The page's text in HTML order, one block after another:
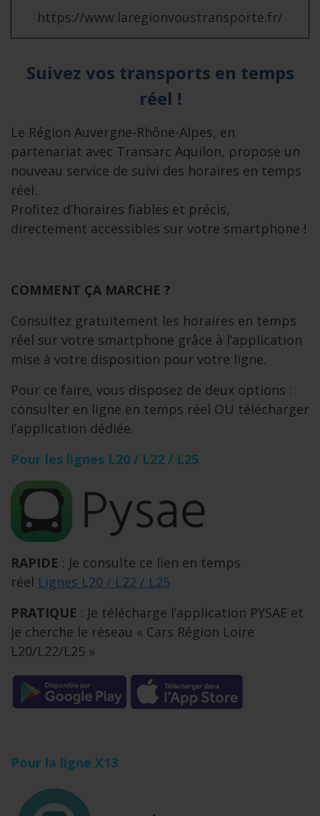
https://www.laregionvoustransporte.fr/
Suivez vos transports en temps
réel !
Le Région Auvergne-Rhône-Alpes, en
partenariat avec Transarc Aquilon, propose un
nouveau service de suivi des horaires en temps
réel.
Profitez d’horaires fiables et précis,
directement accessibles sur votre smartphone !
COMMENT ÇA MARCHE ?
Consultez gratuitement les horaires en temps
réel sur votre smartphone grâce à l’application
mise à votre disposition pour votre ligne.
Pour ce faire, vous disposez de deux options :
consulter en ligne en temps réel OU télécharger
l’application dédiée.
Pour les lignes L20 / L22 / L25
RAPIDE : Je consulte ce lien en temps
réel Lignes L20 / L22 / L25
PRATIQUE : Je télécharge l’application PYSAE et
je cherche le réseau « Cars Région Loire
L20/L22/L25 »
Pour la ligne X13